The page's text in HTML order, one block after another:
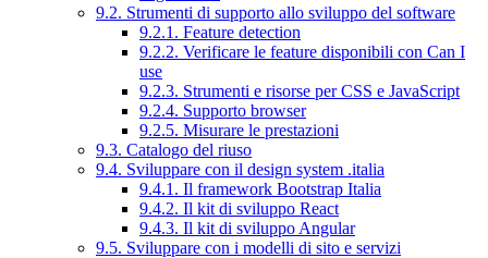
9.2. Strumenti di supporto allo sviluppo del software
9.2.1. Feature detection
9.2.2. Verificare le feature disponibili con Can I
use
9.2.3. Strumenti e risorse per CSS e JavaScript
9.2.4. Supporto browser
9.2.5. Misurare le prestazioni
9.3. Catalogo del riuso
9.4. Sviluppare con il design system .italia
9.4.1. Il framework Bootstrap Italia
9.4.2. Il kit di sviluppo React
9.4.3. Il kit di sviluppo Angular
9.5. Sviluppare con i modelli di sito e servizi